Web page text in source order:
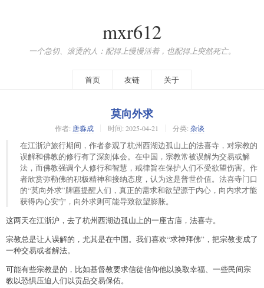
mxr612
一个急切、滚烫的人：配得上慢慢活着，也配得上突然死亡。
首页 友链 关于
莫向外求
作者: 唐淼成 时间: 2025-04-21 分类: 杂谈
在江浙沪旅行期间，作者参观了杭州西湖边孤山上的法喜寺，对宗教的
误解和佛教的修行有了深刻体会。在中国，宗教常被误解为交易或解
法，而佛教强调个人修行和智慧，戒律旨在保护人们不受欲望伤害。作
者欣赏弥勒佛的积极精神和接纳态度，认为这是普世价值。法喜寺门口
的“莫向外求”牌匾提醒人们，真正的需求和欲望源于内心，向内求才能
获得内心安宁，向外求则可能导致欲望膨胀。
这两天在江浙沪，去了杭州西湖边孤山上的一座古庙，法喜寺。
宗教总是让人误解的，尤其是在中国。我们喜欢“求神拜佛”，把宗教变成了
一种交易或者解法。
可能有些宗教是的，比如基督教要求信徒信仰他以换取幸福、一些民间宗
教以恐惧压迫人们以贡品交易保佑。